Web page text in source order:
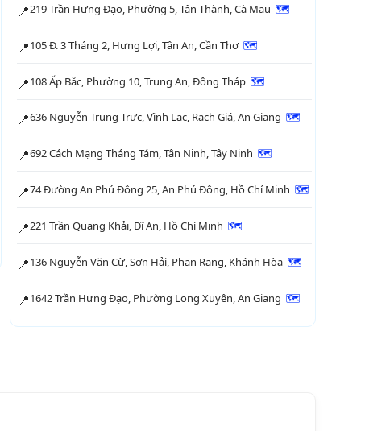
📍219 Trần Hưng Đạo, Phường 5, Tân Thành, Cà Mau 🗺
📍105 Đ. 3 Tháng 2, Hưng Lợi, Tân An, Cần Thơ 🗺
📍108 Ấp Bắc, Phường 10, Trung An, Đồng Tháp 🗺
📍636 Nguyễn Trung Trực, Vĩnh Lạc, Rạch Giá, An Giang 🗺
📍692 Cách Mạng Tháng Tám, Tân Ninh, Tây Ninh 🗺
📍74 Đường An Phú Đông 25, An Phú Đông, Hồ Chí Minh 🗺
📍221 Trần Quang Khải, Dĩ An, Hồ Chí Minh 🗺
📍136 Nguyễn Văn Cừ, Sơn Hải, Phan Rang, Khánh Hòa 🗺
📍1642 Trần Hưng Đạo, Phường Long Xuyên, An Giang 🗺